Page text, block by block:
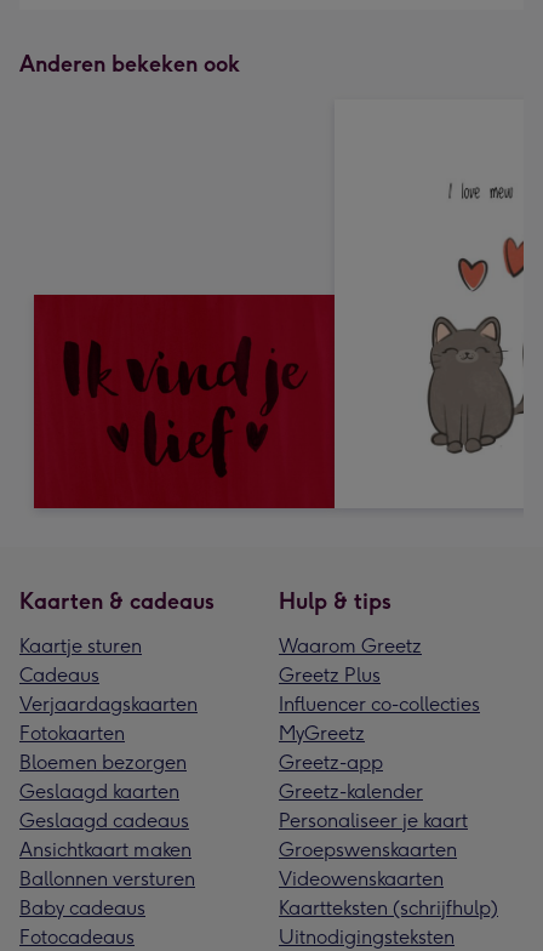
Anderen bekeken ook
Kaarten & cadeaus
Kaartje sturen
Cadeaus
Verjaardagskaarten
Fotokaarten
Bloemen bezorgen
Geslaagd kaarten
Geslaagd cadeaus
Ansichtkaart maken
Ballonnen versturen
Baby cadeaus
Fotocadeaus
Hulp & tips
Waarom Greetz
Greetz Plus
Influencer co-collecties
MyGreetz
Greetz-app
Greetz-kalender
Personaliseer je kaart
Groepswenskaarten
Videowenskaarten
Kaartteksten (schrijfhulp)
Uitnodigingsteksten